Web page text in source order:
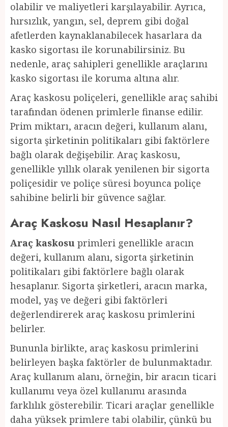
olabilir ve maliyetleri karşılayabilir. Ayrıca,
hırsızlık, yangın, sel, deprem gibi doğal
afetlerden kaynaklanabilecek hasarlara da
kasko sigortası ile korunabilirsiniz. Bu
nedenle, araç sahipleri genellikle araçlarını
kasko sigortası ile koruma altına alır.
Araç kaskosu poliçeleri, genellikle araç sahibi
tarafından ödenen primlerle finanse edilir.
Prim miktarı, aracın değeri, kullanım alanı,
sigorta şirketinin politikaları gibi faktörlere
bağlı olarak değişebilir. Araç kaskosu,
genellikle yıllık olarak yenilenen bir sigorta
poliçesidir ve poliçe süresi boyunca poliçe
sahibine belirli bir güvence sağlar.
Araç Kaskosu Nasıl Hesaplanır?
Araç kaskosu primleri genellikle aracın
değeri, kullanım alanı, sigorta şirketinin
politikaları gibi faktörlere bağlı olarak
hesaplanır. Sigorta şirketleri, aracın marka,
model, yaş ve değeri gibi faktörleri
değerlendirerek araç kaskosu primlerini
belirler.
Bununla birlikte, araç kaskosu primlerini
belirleyen başka faktörler de bulunmaktadır.
Araç kullanım alanı, örneğin, bir aracın ticari
kullanımı veya özel kullanımı arasında
farklılık gösterebilir. Ticari araçlar genellikle
daha yüksek primlere tabi olabilir, çünkü bu